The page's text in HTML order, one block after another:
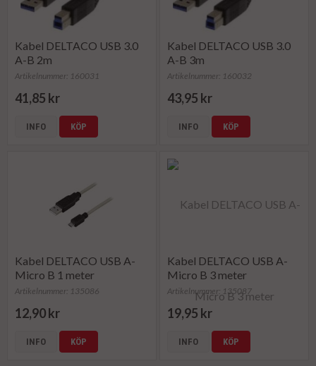
Kabel DELTACO USB 3.0
A-B 2m
Artikelnummer: 160031
41,85 kr
INFO KÖP
Kabel DELTACO USB 3.0
A-B 3m
Artikelnummer: 160032
43,95 kr
INFO KÖP
Kabel DELTACO USB A-
Micro B 1 meter
Artikelnummer: 135086
12,90 kr
INFO KÖP
Kabel DELTACO USB A-
Micro B 3 meter
Artikelnummer: 135087
19,95 kr
INFO KÖP